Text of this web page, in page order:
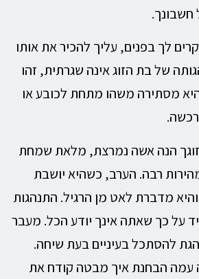
חשבונך.
לך בפנים, עליך להכיר את אותו
של בת הזוג אינה שגרתית, זהו
מסתירה משהו מתחת לכובע או
זוגך הנה אשה נמרצת, מלאת שמחת
רבה. הערב, כשהיא יושבת
מדברת לאט מן הרגיל. התנהגות
על כך שאתה אינך יודע הכל. מעבר
להסתכל בעיניים בעת שיחה.
עמה הבחנת איך מבטה קודח את